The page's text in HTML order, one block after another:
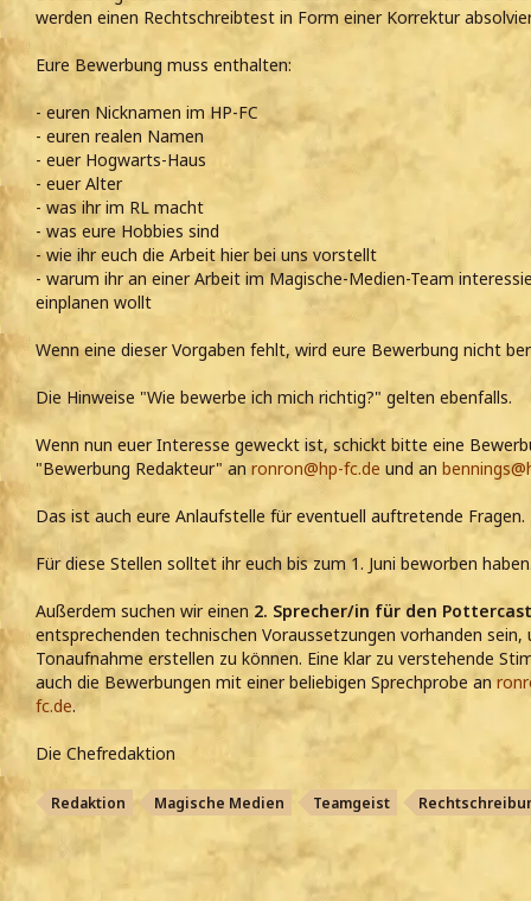
werden einen Rechtschreibtest in Form einer Korrektur
Eure Bewerbung muss enthalten:
- euren Nicknamen im HP-FC
- euren realen Namen
- euer Hogwarts-Haus
- euer Alter
- was ihr im RL macht
- was eure Hobbies sind
- wie ihr euch die Arbeit hier bei uns vorstellt
- warum ihr an einer Arbeit im Magische-Medien-Team
einplanen wollt
Wenn eine dieser Vorgaben fehlt, wird eure Bewerbung nicht
Die Hinweise "Wie bewerbe ich mich richtig?" gelten ebenfalls.
Wenn nun euer Interesse geweckt ist, schickt bitte eine
"Bewerbung Redakteur" an ronron@hp-fc.de und an
Das ist auch eure Anlaufstelle für eventuell auftretende Fragen.
Für diese Stellen solltet ihr euch bis zum 1. Juni beworben
Außerdem suchen wir einen 2. Sprecher/in für den Pottercast
entsprechenden technischen Voraussetzungen vorhanden
Tonaufnahme erstellen zu können. Eine klar zu verstehende
auch die Bewerbungen mit einer beliebigen Sprechprobe an
fc.de.
Die Chefredaktion
Redaktion Magische Medien Teamgeist